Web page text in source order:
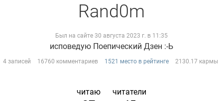
Rand0m
Был на сайте 30 августа 2023 г. в 11:35
исповедую Поепический Дзен :-Ь
4 записей 16760 комментариев 1521 место в рейтинге 2130.17 кармы
читаю читатели